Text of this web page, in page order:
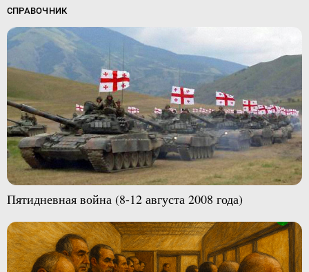
СПРАВОЧНИК
Пятидневная война (8-12 августа 2008 года)